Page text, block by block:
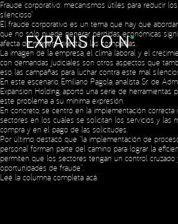
Fraude corporativo: mecanismos útiles para reducir
silencioso”
El fraude corporativo es un tema que hay que
que no sólo puede generar pérdidas económicas
afecta de manera directa a las compañías.
La imagen de la empresa, el clima laboral y el
con demandas judiciales son otros aspectos que
eso, las campañas para luchar contra este mal
En este escenario, Emiliano Pagola, analista Sr. de
Expansion Holding, aportó una serie de herramientas
este problema a su mínima expresión.
En concreto, se centró en la implementación
sectores en los cuales se solicitan los servicios y las
compra y en el pago de las solicitudes.
Por último, destacó que “la implementación de
personal forman parte del camino para lograr la
permiten que los sectores tengan un control cruzado
oportunidades de fraude”.
Leé la columna completa acá
Copyright © 2023 Expansion.All rights
Social Media